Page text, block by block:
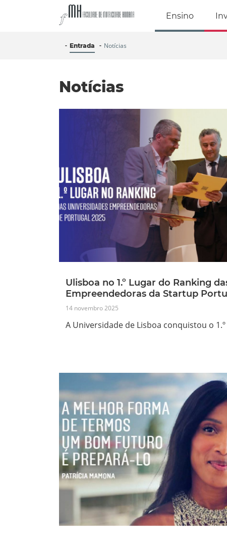
Faculdade de
Ensino
Entrada Notícias
Notícias
Ulisboa no 1.º Lugar do Ranking
Empreendedoras da Startup
14 novembro 2025
A Universidade de Lisboa conquistou o